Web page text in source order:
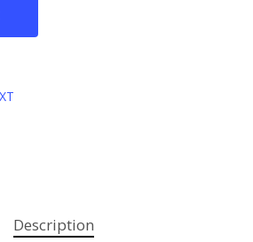
Description